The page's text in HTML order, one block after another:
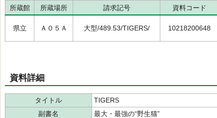
所蔵館 所蔵場所 請求記号 資料コード
県立 Ａ０５Ａ 大型/489.53/TIGERS/ 10218200648
資料詳細
タイトル
TIGERS
副書名
最大・最強の“野生猫”